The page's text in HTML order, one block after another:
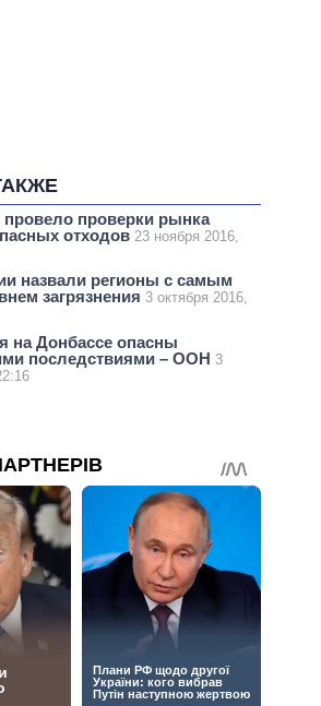
проверки рынка
отходов 23 ноября 2016,
назвали регионы с самым
загрязнения 3 октября 2016,
на Донбассе опасны
последствиями – ООН 3